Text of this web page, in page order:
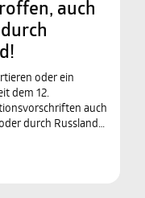
auch
oder ein
dem 12.
auch
durch Russland…